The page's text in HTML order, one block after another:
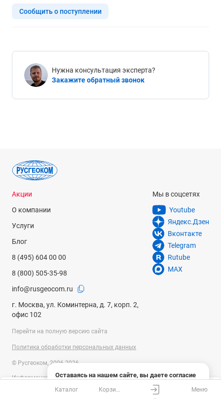
Сообщить о поступлении
Нужна консультация эксперта?
Закажите обратный звонок
Оставаясь на нашем сайте, вы даете согласие
на использование файлов cookies и сбор данных
системами веб-аналитики
Акции
О компании
Услуги
Блог
8 (495) 604 00 00
8 (800) 505-35-98
info@rusgeocom.ru
г. Москва, ул. Коминтерна, д. 7, корп. 2,
офис 102
Мы в соцсетях
Youtube
Яндекс.Дзен
Вконтакте
Telegram
Rutube
MAX
Перейти на полную версию сайта
Политика обработки персональных данных
© Русгеоком, 2006-2026
Информация на сайте носит справочный характер и не является
публичной офертой, определяемой положениями Статьи 437
Гражданского кодекса Российской Федерации. Технические
Каталог
Корзина
Меню